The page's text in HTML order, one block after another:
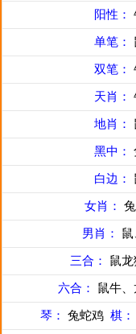
阳性：
单笔：
双笔：
天肖：
地肖：
黑中：
白边：
女肖：
男肖：
三合： 鼠
六合： 鼠牛
琴： 兔蛇鸡 棋：